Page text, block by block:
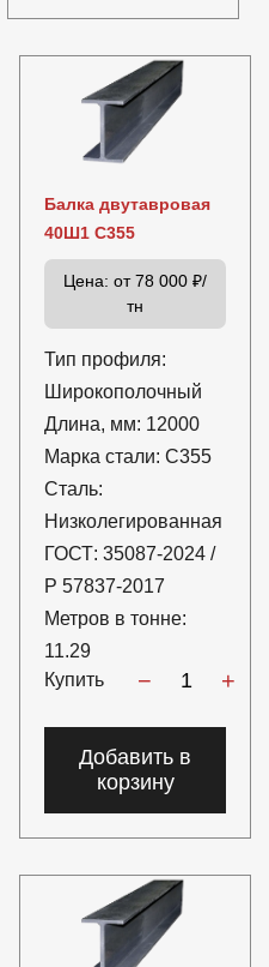
Балка двутавровая
40Ш1 С355
Цена: от 78 000 ₽/
тн
Тип профиля:
Широкополочный
Длина, мм: 12000
Марка стали: С355
Сталь:
Низколегированная
ГОСТ: 35087-2024 /
Р 57837-2017
Метров в тонне:
11.29
Купить
− +
Добавить в
корзину